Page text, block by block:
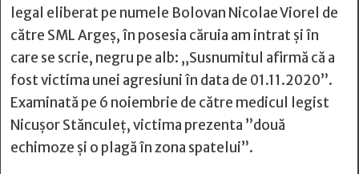
legal eliberat pe numele Bolovan Nicolae Viorel de
către SML Argeș, în posesia căruia am intrat și în
care se scrie, negru pe alb: „Susnumitul afirmă că a
fost victima unei agresiuni în data de 01.11.2020”.
Examinată pe 6 noiembrie de către medicul legist
Nicușor Stănculeț, victima prezenta ”două
echimoze și o plagă în zona spatelui”.